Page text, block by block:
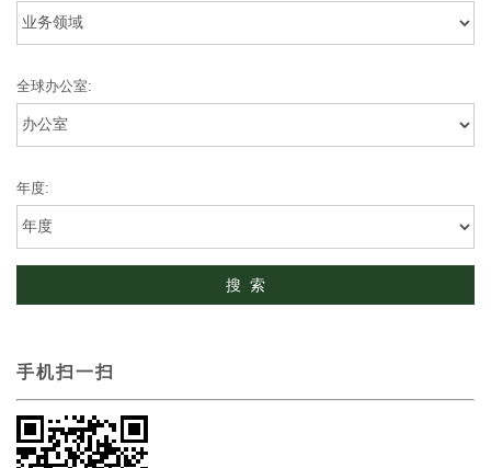
全球办公室:
年度:
手机扫一扫